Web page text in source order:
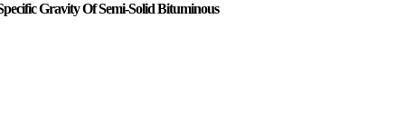
Gravity Of Semi-Solid Bituminous